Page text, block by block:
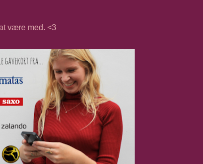
være med. <3